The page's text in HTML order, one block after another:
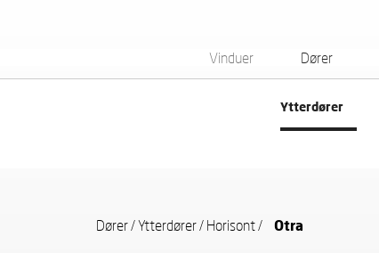
Vinduer Dører
Ytterdører
Dører/Ytterdører/ Horisont/ Otra